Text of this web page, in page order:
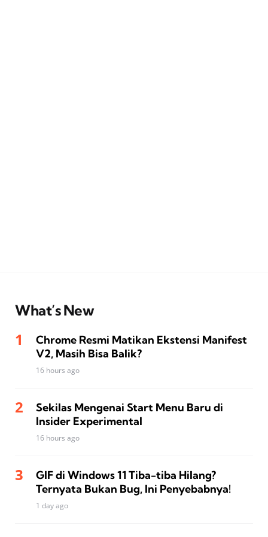
What’s New
Chrome Resmi Matikan Ekstensi Manifest
V2, Masih Bisa Balik?
16 hours ago
Sekilas Mengenai Start Menu Baru di
Insider Experimental
16 hours ago
GIF di Windows 11 Tiba-tiba Hilang?
Ternyata Bukan Bug, Ini Penyebabnya!
1 day ago